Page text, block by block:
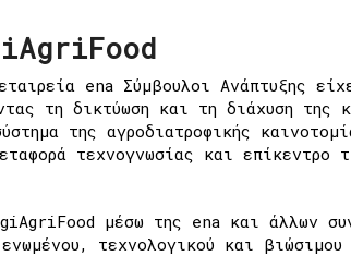
ena Σύμβουλοι Ανάπτυξης
τη δικτύωση και τη διάχυση της
της αγροδιατροφικής
τεχνογνωσίας και επίκεντρο
μέσω της ena και άλλων
τεχνολογικού και